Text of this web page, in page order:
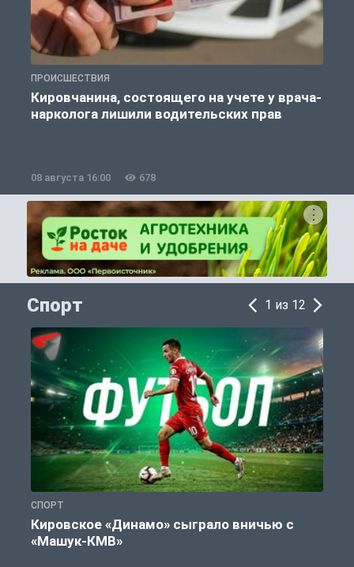
ПРОИСШЕСТВИЯ
Кировчанина, состоящего на учете у врача-
нарколога лишили водительских прав
08 августа 16:00 678
Спорт 1 из 12
СПОРТ
Кировское «Динамо» сыграло вничью с
«Машук-КМВ»